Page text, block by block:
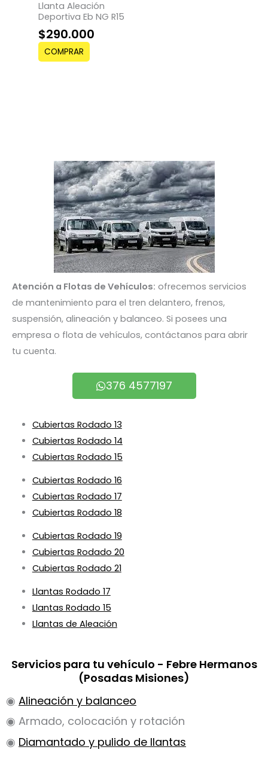
Llanta Aleación
Deportiva Eb NG R15
$290.000
COMPRAR
Atención a Flotas de Vehículos: ofrecemos servicios
de mantenimiento para el tren delantero, frenos,
suspensión, alineación y balanceo. Si posees una
empresa o flota de vehículos, contáctanos para abrir
tu cuenta.
376 4577197
Cubiertas Rodado 13
Cubiertas Rodado 14
Cubiertas Rodado 15
Cubiertas Rodado 16
Cubiertas Rodado 17
Cubiertas Rodado 18
Cubiertas Rodado 19
Cubiertas Rodado 20
Cubiertas Rodado 21
Llantas Rodado 17
Llantas Rodado 15
Llantas de Aleación
Servicios para tu vehículo - Febre Hermanos
(Posadas Misiones)
◉ Alineación y balanceo
◉ Armado, colocación y rotación
◉ Diamantado y pulido de llantas